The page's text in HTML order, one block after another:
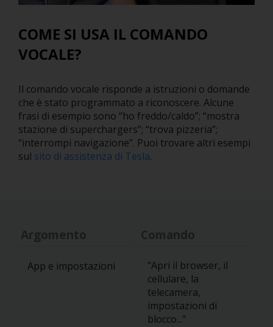
COME SI USA IL COMANDO
VOCALE?
Il comando vocale risponde a istruzioni o domande
che è stato programmato a riconoscere. Alcune
frasi di esempio sono “ho freddo/caldo”; “mostra
stazione di superchargers”; “trova pizzeria”;
“interrompi navigazione”. Puoi trovare altri esempi
sul sito di assistenza di Tesla.
App e impostazioni
"Apri il browser, il
cellulare, la
telecamera,
impostazioni di
blocco..."